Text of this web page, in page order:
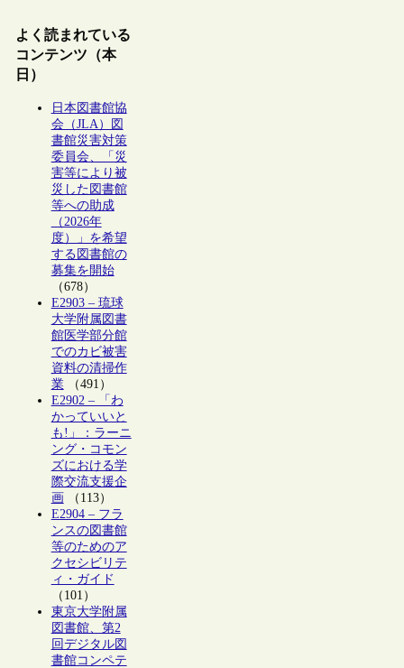
よく読まれている
コンテンツ（本
日）
日本図書館協
会（JLA）図
書館災害対策
委員会、「災
害等により被
災した図書館
等への助成
（2026年
度）」を希望
する図書館の
募集を開始
（678）
E2903 – 琉球
大学附属図書
館医学部分館
でのカビ被害
資料の清掃作
業（491）
E2902 – 「わ
かっていいと
も!」：ラーニ
ング・コモン
ズにおける学
際交流支援企
画（113）
E2904 – フラ
ンスの図書館
等のためのア
クセシビリテ
ィ・ガイド
（101）
東京大学附属
図書館、第2
回デジタル図
書館コンペテ